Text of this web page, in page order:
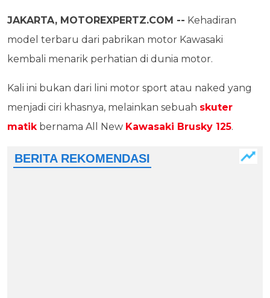
JAKARTA, MOTOREXPERTZ.COM -- Kehadiran
model terbaru dari pabrikan motor Kawasaki
kembali menarik perhatian di dunia motor.
Kali ini bukan dari lini motor sport atau naked yang
menjadi ciri khasnya, melainkan sebuah skuter
matik bernama All New Kawasaki Brusky 125.